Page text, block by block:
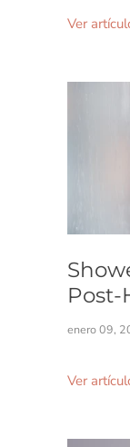
Ver
Post-
enero 09,
Ver